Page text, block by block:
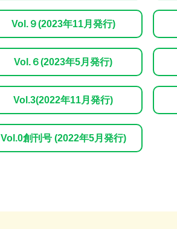
Vol.９(2023年11月発行)
Vol.６(2023年5月発行)
Vol.3(2022年11月発行)
Vol.0創刊号 (2022年5月発行)